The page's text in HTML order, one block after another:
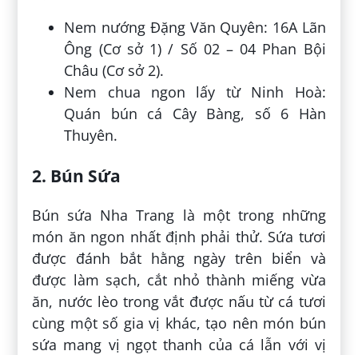
Nem nướng Đặng Văn Quyên: 16A Lãn
Ông (Cơ sở 1) / Số 02 – 04 Phan Bội
Châu (Cơ sở 2).
Nem chua ngon lấy từ Ninh Hoà:
Quán bún cá Cây Bàng, số 6 Hàn
Thuyên.
2. Bún Sứa
Bún sứa Nha Trang là một trong những
món ăn ngon nhất định phải thử. Sứa tươi
được đánh bắt hằng ngày trên biển và
được làm sạch, cắt nhỏ thành miếng vừa
ăn, nước lèo trong vắt được nấu từ cá tươi
cùng một số gia vị khác, tạo nên món bún
sứa mang vị ngọt thanh của cá lẫn với vị